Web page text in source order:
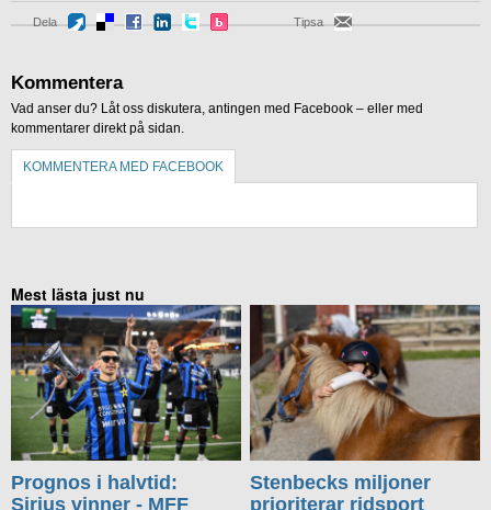
Dela Tipsa
Kommentera
Vad anser du? Låt oss diskutera, antingen med Facebook – eller med
kommentarer direkt på sidan.
KOMMENTERA MED FACEBOOK
Mest lästa just nu
Prognos i halvtid:
Sirius vinner - MFF
Stenbecks miljoner
prioriterar ridsport